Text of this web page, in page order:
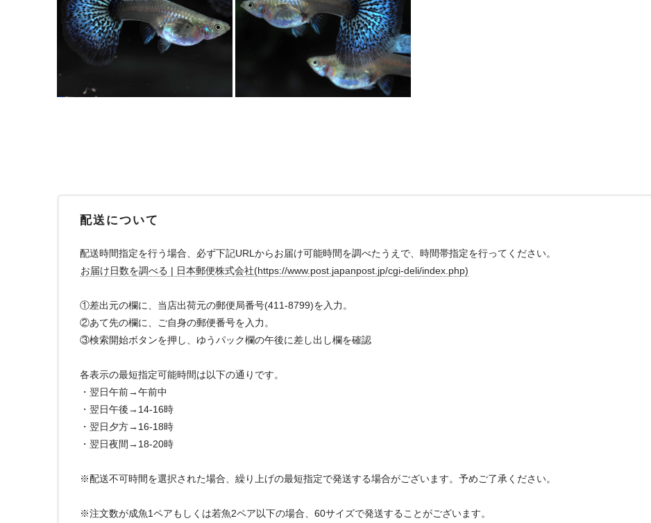
配送について
配送時間指定を行う場合、必ず下記URLからお届け可能時間を調べたうえで、時間帯指定を行ってください。
お届け日数を調べる | 日本郵便株式会社(https://www.post.japanpost.jp/cgi-deli/index.php)
①差出元の欄に、当店出荷元の郵便局番号(411-8799)を入力。
②あて先の欄に、ご自身の郵便番号を入力。
③検索開始ボタンを押し、ゆうパック欄の午後に差し出し欄を確認
各表示の最短指定可能時間は以下の通りです。
・翌日午前→午前中
・翌日午後→14-16時
・翌日夕方→16-18時
・翌日夜間→18-20時
※配送不可時間を選択された場合、繰り上げの最短指定で発送する場合がございます。予めご了承ください。
※注文数が成魚1ペアもしくは若魚2ペア以下の場合、60サイズで発送することがございます。